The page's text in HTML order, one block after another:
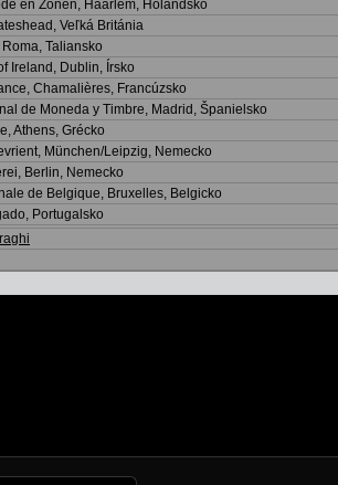
en Zonen, Haarlem, Holandsko
Veľká Británia
Taliansko
Ireland, Dublin, Írsko
Chamalières, Francúzsko
de Moneda y Timbre, Madrid, Španielsko
Athens, Grécko
München/Leipzig, Nemecko
Berlin, Nemecko
de Belgique, Bruxelles, Belgicko
Portugalsko